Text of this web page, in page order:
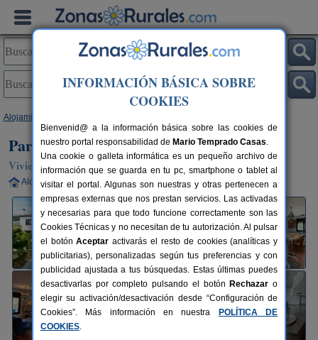
Alojamientos
Parador del Silo
Vivienda turística en Cónchar / Villamena (Granada)
Alquiler completo 6-14 plazas 29 km de Granada
INFORMACIÓN BÁSICA SOBRE
COOKIES
Bienvenid@ a la información básica sobre las cookies de
nuestro portal responsabilidad de Mario Temprado Casas.
Una cookie o galleta informática es un pequeño archivo de
información que se guarda en tu pc, smartphone o tablet al
visitar el portal. Algunas son nuestras y otras pertenecen a
empresas externas que nos prestan servicios. Las activadas
y necesarias para que todo funcione correctamente son las
Cookies Técnicas y no necesitan de tu autorización. Al pulsar
el botónAceptar activarás el resto de cookies (analíticas y
publicitarias), personalizadas según tus preferencias y con
publicidad ajustada a tus búsquedas. Estas últimas puedes
desactivarlas por completo pulsando el botón Rechazar o
elegir su activación/desactivación desde “Configuración de
Cookies”. Más información en nuestra
POLÍTICA DE
COOKIES.